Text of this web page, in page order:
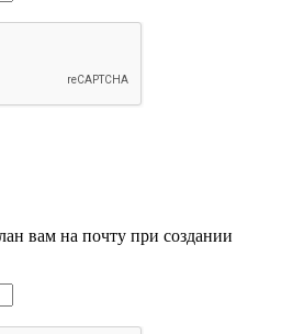
вам на почту при создании